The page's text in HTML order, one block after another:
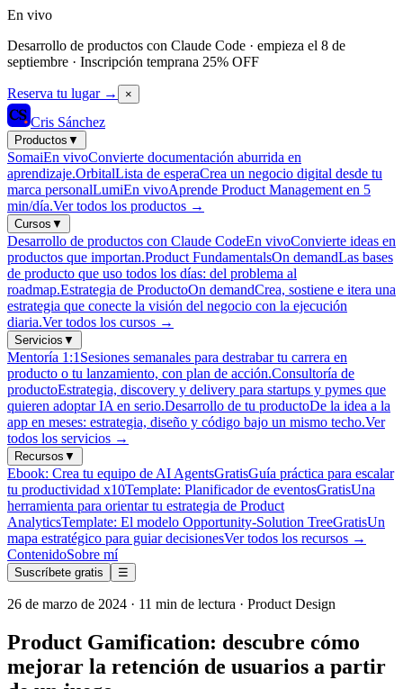
En vivo
Desarrollo de productos con Claude Code · empieza el 8 de
septiembre · Inscripción temprana 25% OFF
Reserva tu lugar→ ×
Cris Sánchez
Productos ▼
SomaiEn vivoConvierte documentación aburrida en
aprendizaje.OrbitalLista de esperaCrea un negocio digital desde tu
marca personalLumiEn vivoAprende Product Management en 5
min/día.Ver todos los productos →
Cursos ▼
Desarrollo de productos con Claude CodeEn vivoConvierte ideas en
productos que importan.Product FundamentalsOn demandLas bases
de producto que uso todos los días: del problema al
roadmap.Estrategia de ProductoOn demandCrea, sostiene e itera una
estrategia que conecte la visión del negocio con la ejecución
diaria.Ver todos los cursos →
Servicios ▼
Mentoría 1:1 Sesiones semanales para destrabar tu carrera en
producto o tu lanzamiento, con plan de acción.Consultoría de
productoEstrategia, discovery y delivery para startups y pymes que
quieren adoptar IA en serio.Desarrollo de tu productoDe la idea a la
app en meses: estrategia, diseño y código bajo un mismo techo.Ver
todos los servicios →
Recursos ▼
Ebook: Crea tu equipo de AI AgentsGratisGuía práctica para escalar
tu productividad x10Template: Planificador de eventosGratisUna
herramienta para orientar tu estrategia de Product
AnalyticsTemplate: El modelo Opportunity-Solution TreeGratisUn
mapa estratégico para guiar decisionesVer todos los recursos →
ContenidoSobre mí
Suscríbete gratis ☰
26 de marzo de 2024 · 11 min de lectura · Product Design
Product Gamification: descubre cómo
mejorar la retención de usuarios a partir